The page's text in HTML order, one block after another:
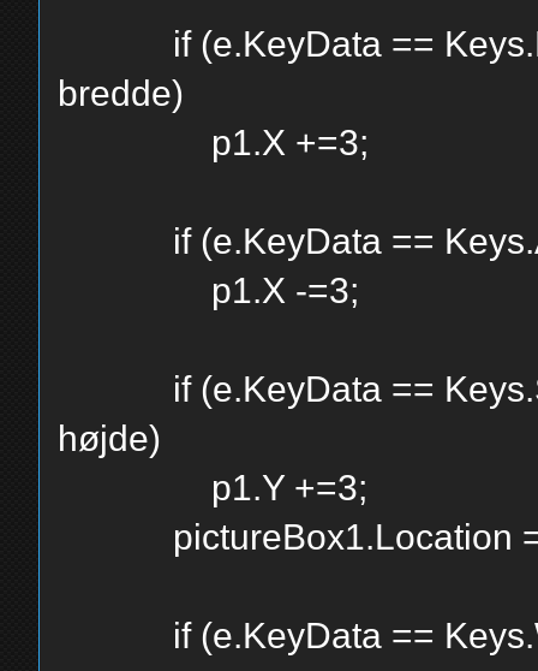
if (e.KeyData == Keys.D
bredde)
p1.X +=3;
if (e.KeyData == Keys.A
p1.X -=3;
if (e.KeyData == Keys.S
højde)
p1.Y +=3;
pictureBox1.Location
if (e.KeyData ==